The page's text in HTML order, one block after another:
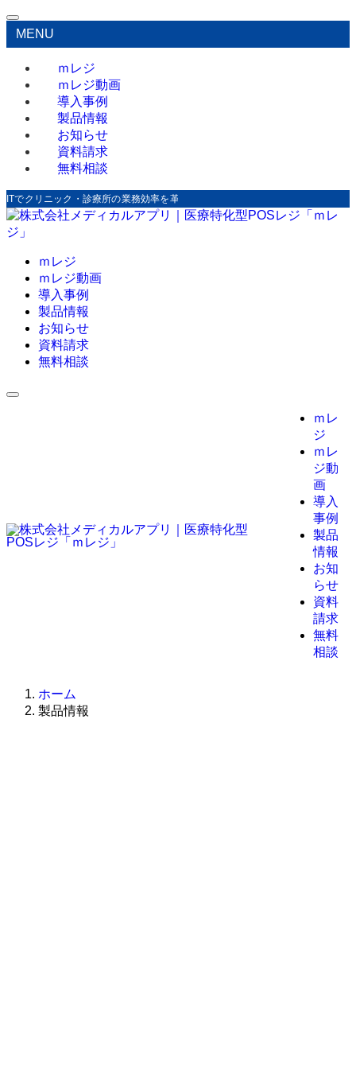
MENU
ｍレジ
ｍレジ動画
導入事例
製品情報
お知らせ
資料請求
無料相談
ITでクリニック・診療所の業務効率を革新！
ｍレジ
ｍレジ動画
導入事例
製品情報
お知らせ
資料請求
無料相談
ｍレ
ジ
ｍレ
ジ動
画
導入
事例
製品
情報
お知
らせ
資料
請求
無料
相談
ホーム
製品情報